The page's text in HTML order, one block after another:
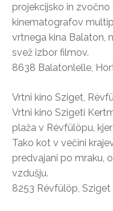
projekcijsko in
kinematografov
vrtnega kina Balaton,
svež izbor filmov.
8638 Balatonlelle,
Vrtni kino Sziget,
Vrtni kino Szigeti
plaža v Révfülöpu,
Tako kot v večini
predvajani po mraku,
vzdušju.
8253 Révfülöp, Sziget